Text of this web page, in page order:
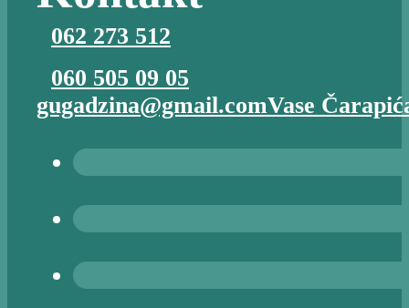
062 273 512
060 505 09 05
gugadzina@gmail.comVase